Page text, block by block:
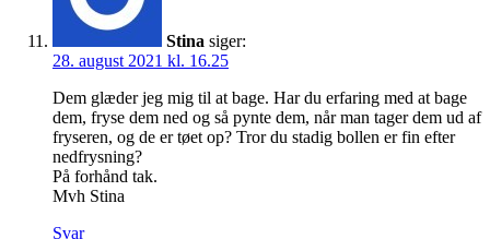
Stina siger:
28. august 2021 kl. 16.25
Dem glæder jeg mig til at bage. Har du erfaring med at bage
dem, fryse dem ned og så pynte dem, når man tager dem ud af
fryseren, og de er tøet op? Tror du stadig bollen er fin efter
nedfrysning?
På forhånd tak.
Mvh Stina
Svar